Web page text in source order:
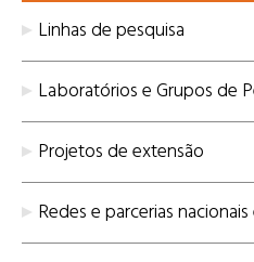
Linhas de pesquisa
Laboratórios e Grupos de
Projetos de extensão
Redes e parcerias